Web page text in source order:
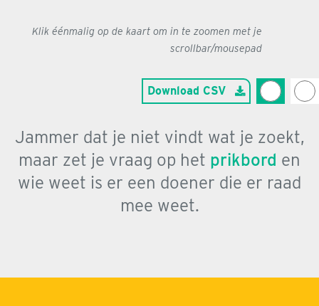
Klik éénmalig op de kaart om in te zoomen met je
scrollbar/mousepad
Download CSV
Jammer dat je niet vindt wat je zoekt,
maar zet je vraag op het prikbord en
wie weet is er een doener die er raad
mee weet.